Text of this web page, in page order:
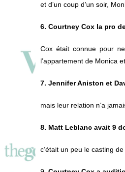
et d’un coup d’un soir,
6. Courtney Cox la pro
Cox était connue pour
l’appartement de Monica
7. Jennifer Aniston et
mais leur relation n’a
8. Matt Leblanc avait 9
c’était un peu le casting